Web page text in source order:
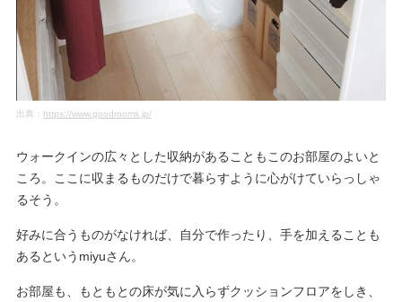
出典： https://www.goodrooms.jp/
ウォークインの広々とした収納があることもこのお部屋のよいと
ころ。ここに収まるものだけで暮らすように心がけていらっしゃ
るそう。
好みに合うものがなければ、自分で作ったり、手を加えることも
あるというmiyuさん。
お部屋も、もともとの床が気に入らずクッションフロアをしき、